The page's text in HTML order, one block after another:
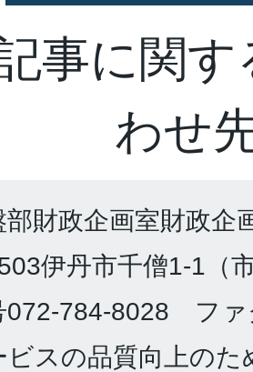
事に関
わせ
部財政企画室財政企
伊丹市千僧1-1（
072-784-8028 ファ
ビスの品質向上のた